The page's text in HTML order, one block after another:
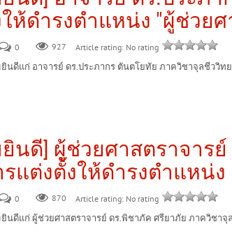
ห้ดำรงตำแหน่ง "ผู้ช่วย
0 927 Article rating: No rating
ก่ อาจารย์ ดร.ประภากร ตันตโยทัย ภาควิชาจุลชีววิทยา
นดี] ผู้ช่วยศาสตราจาร
แต่งตั้งให้ดำรงตำแหน่
0 870 Article rating: No rating
ก่ ผู้ช่วยศาสตราจารย์ ดร.พิชาภัค ศรียาภัย ภาควิชาจุลชี